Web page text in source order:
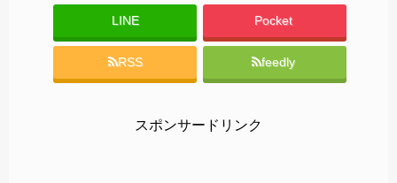
LINE Pocket
RSS feedly
スポンサードリンク